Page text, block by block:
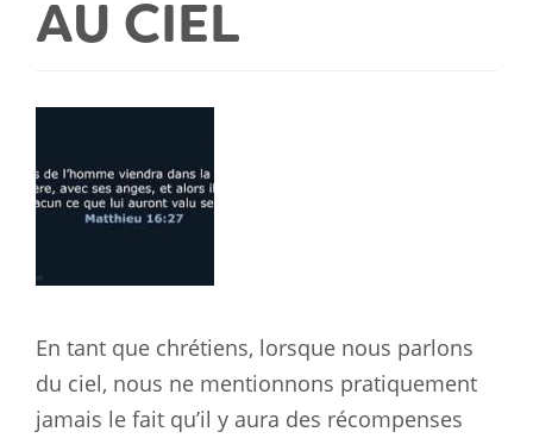
AU CIEL
En tant que chrétiens, lorsque nous parlons
du ciel, nous ne mentionnons pratiquement
jamais le fait qu’il y aura des récompenses